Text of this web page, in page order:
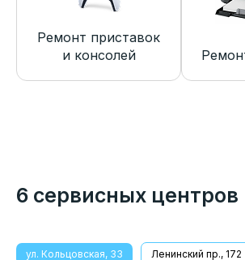
Ремонт приставок
и консолей
6 сервисных центров
ул. Кольцовская, 33 Ленинский пр., 172